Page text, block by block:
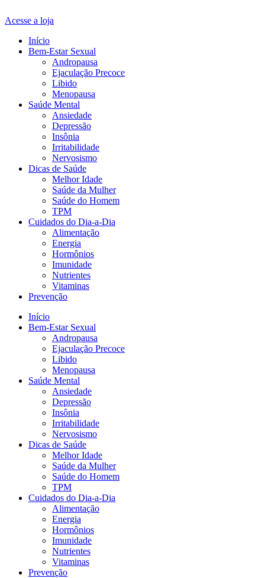
Acesse a loja
Início
Bem-Estar Sexual
Andropausa
Ejaculação Precoce
Libido
Menopausa
Saúde Mental
Ansiedade
Depressão
Insônia
Irritabilidade
Nervosismo
Dicas de Saúde
Melhor Idade
Saúde da Mulher
Saúde do Homem
TPM
Cuidados do Dia-a-Dia
Alimentação
Energia
Hormônios
Imunidade
Nutrientes
Vitaminas
Prevenção
Início
Bem-Estar Sexual
Andropausa
Ejaculação Precoce
Libido
Menopausa
Saúde Mental
Ansiedade
Depressão
Insônia
Irritabilidade
Nervosismo
Dicas de Saúde
Melhor Idade
Saúde da Mulher
Saúde do Homem
TPM
Cuidados do Dia-a-Dia
Alimentação
Energia
Hormônios
Imunidade
Nutrientes
Vitaminas
Prevenção